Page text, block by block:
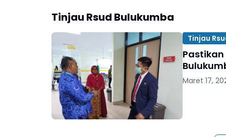
Tinjau Rsud Bulukumba
Tinjau
Pastikan
Maret 17,